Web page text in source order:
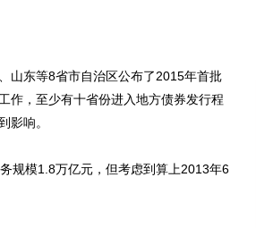
东等8省市自治区公布了2015年首批
作，至少有十省份进入地方债券发行程
影响。
模1.8万亿元，但考虑到算上2013年6